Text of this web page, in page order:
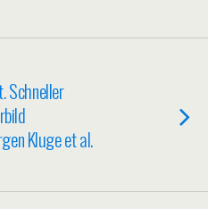
Schneller
Kluge et al.